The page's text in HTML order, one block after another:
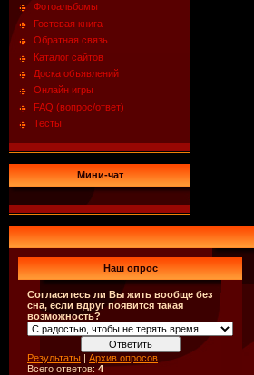
Фотоальбомы
Гостевая книга
Обратная связь
Каталог сайтов
Доска объявлений
Онлайн игры
FAQ (вопрос/ответ)
Тесты
Мини-чат
Наш опрос
Согласитесь ли Вы жить вообще без
сна, если вдруг появится такая
возможность?
Результаты | Архив опросов
Всего ответов:4